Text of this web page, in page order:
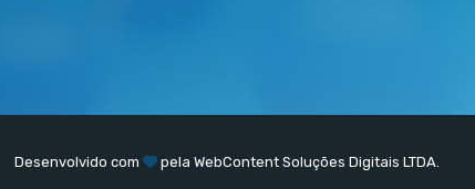
Desenvolvido com pela WebContent Soluções Digitais LTDA.